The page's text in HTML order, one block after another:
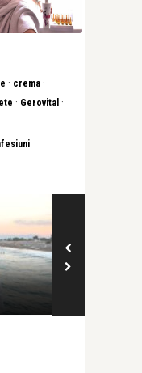
· crema ·
· Gerovital ·